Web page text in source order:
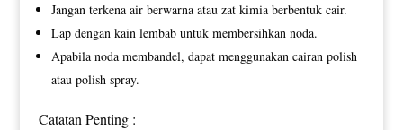
Jangan terkena air berwarna atau zat kimia berbentuk cair.
Lap dengan kain lembab untuk membersihkan noda.
Apabila noda membandel, dapat menggunakan cairan polish
atau polish spray.
Catatan Penting :